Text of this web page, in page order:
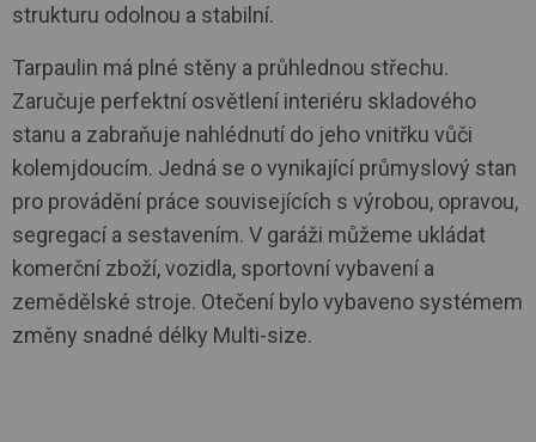
strukturu odolnou a stabilní.
Tarpaulin má plné stěny a průhlednou střechu.
Zaručuje perfektní osvětlení interiéru skladového
stanu a zabraňuje nahlédnutí do jeho vnitřku vůči
kolemjdoucím. Jedná se o vynikající průmyslový stan
pro provádění práce souvisejících s výrobou, opravou,
segregací a sestavením. V garáži můžeme ukládat
komerční zboží, vozidla, sportovní vybavení a
zemědělské stroje. Otečení bylo vybaveno systémem
změny snadné délky Multi-size.